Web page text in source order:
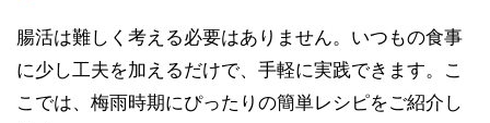
腸活は難しく考える必要はありません。いつもの食事
に少し工夫を加えるだけで、手軽に実践できます。こ
こでは、梅雨時期にぴったりの簡単レシピをご紹介し